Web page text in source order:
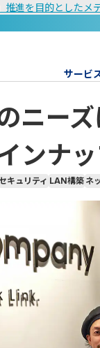
推進を目的としたメ
サービ
ニー
ンナ
キュリティ LAN構築 ネ